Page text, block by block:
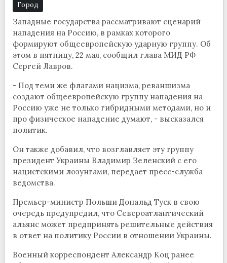
Город
Западные государства рассматривают сценарий
нападения на Россию, в рамках которого
формируют общеевропейскую ударную группу. Об
этом в пятницу, 22 мая, сообщил глава МИД РФ
Сергей Лавров.
- Под теми же флагами нацизма, реваншизма
создают общеевропейскую группу нападения на
Россию уже не только гибридными методами, но и
про физическое нападение думают, - высказался
политик.
Он также добавил, что возглавляет эту группу
президент Украины Владимир Зеленский с его
нацистскими лозунгами, передает пресс-служба
ведомства.
Премьер-министр Польши Дональд Туск в свою
очередь предупредил, что Североатлантический
альянс может предпринять решительные действия
в ответ на политику России в отношении Украины.
Военный корреспондент Александр Коц ранее